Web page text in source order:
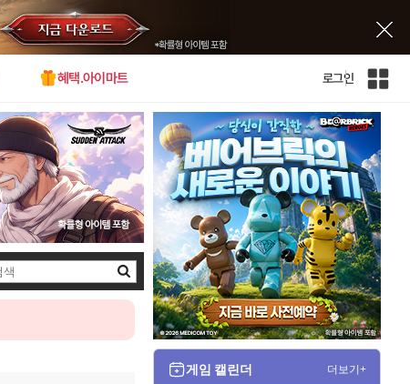
혜택.아이마트 로그인
인
사
이
트
맵
검
색
게임 캘린더 더보기+